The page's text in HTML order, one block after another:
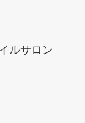
ルサロン